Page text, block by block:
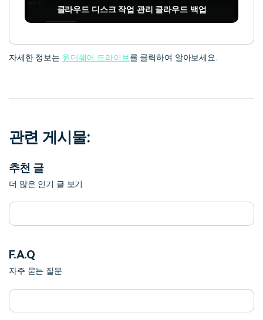
클라우드 디스크 작업 관리 클라우드 백업
자세한 정보는 원더쉐어 드라이브를 클릭하여 알아보세요.
관련 게시물:
추천 글
더 많은 인기 글 보기
F.A.Q
자주 묻는 질문